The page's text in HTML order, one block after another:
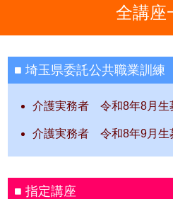
全講座
埼玉県委託公共職業訓練
介護実務者 令和8年8月生
介護実務者 令和8年9月生
指定講座